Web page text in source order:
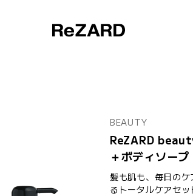
BEAUTY
ReZARD
＋ボディソー
髪も肌も、毎日の
るトータルケアセッ